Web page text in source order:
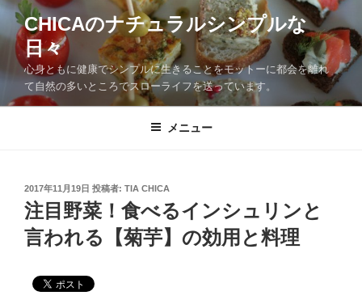
CHICAのナチュラルシンプルな
日々
心身ともに健康でシンプルに生きることをモットーに都会を離れ
て自然の多いところでスローライフを送っています。
メニュー
2017年11月19日 投稿者: TIA CHICA
注目野菜！食べるインシュリンと
言われる【菊芋】の効用と料理